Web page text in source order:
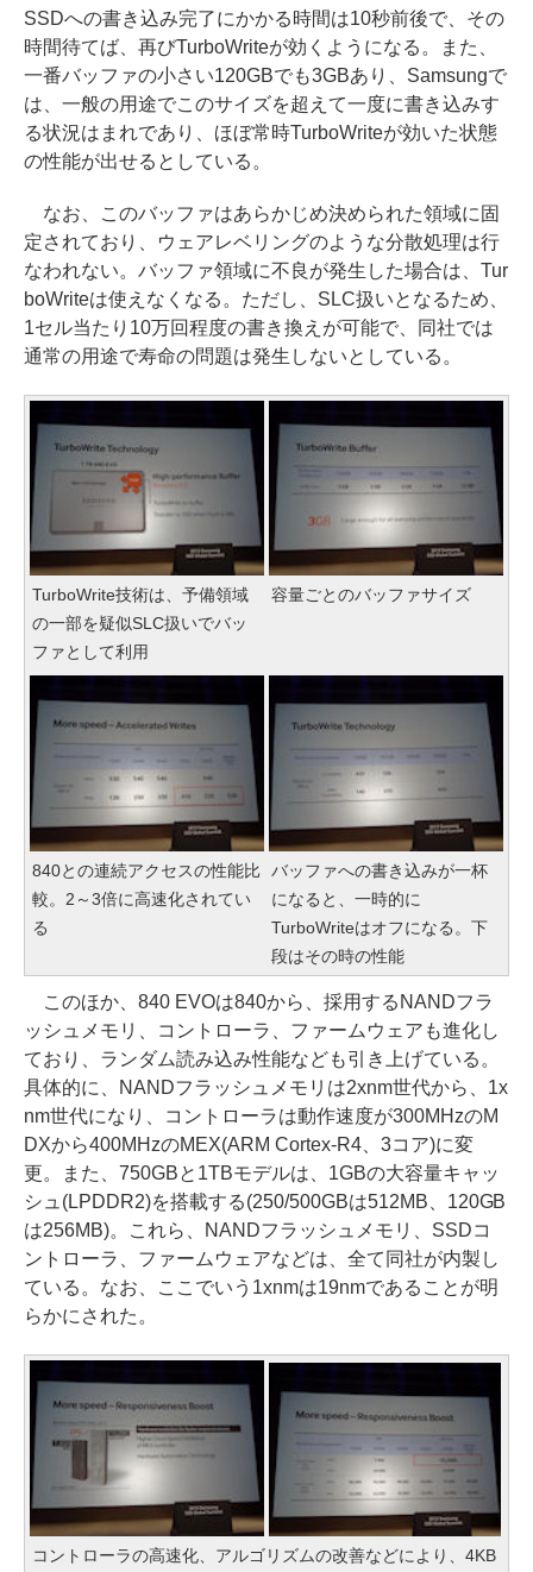
SSDへの書き込み完了にかかる時間は10秒前後で、その
時間待てば、再びTurboWriteが効くようになる。また、
一番バッファの小さい120GBでも3GBあり、Samsungで
は、一般の用途でこのサイズを超えて一度に書き込みす
る状況はまれであり、ほぼ常時TurboWriteが効いた状態
の性能が出せるとしている。
なお、このバッファはあらかじめ決められた領域に固
定されており、ウェアレベリングのような分散処理は行
なわれない。バッファ領域に不良が発生した場合は、Tur
boWriteは使えなくなる。ただし、SLC扱いとなるため、
1セル当たり10万回程度の書き換えが可能で、同社では
通常の用途で寿命の問題は発生しないとしている。
TurboWrite技術は、予備領域
の一部を疑似SLC扱いでバッ
ファとして利用
容量ごとのバッファサイズ
840との連続アクセスの性能比
較。2～3倍に高速化されてい
る
バッファへの書き込みが一杯
になると、一時的に
TurboWriteはオフになる。下
段はその時の性能
このほか、840 EVOは840から、採用するNANDフラ
ッシュメモリ、コントローラ、ファームウェアも進化し
ており、ランダム読み込み性能なども引き上げている。
具体的に、NANDフラッシュメモリは2xnm世代から、1x
nm世代になり、コントローラは動作速度が300MHzのM
DXから400MHzのMEX(ARM Cortex-R4、3コア)に変
更。また、750GBと1TBモデルは、1GBの大容量キャッ
シュ(LPDDR2)を搭載する(250/500GBは512MB、120GB
は256MB)。これら、NANDフラッシュメモリ、SSDコ
ントローラ、ファームウェアなどは、全て同社が内製し
ている。なお、ここでいう1xnmは19nmであることが明
らかにされた。
コントローラの高速化、アルゴリズムの改善などにより、4KB